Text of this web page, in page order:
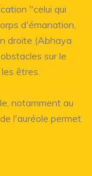
"celui qui
d'émanation,
droite (Abhaya
sur le
êtres.
notamment au
l'auréole permet